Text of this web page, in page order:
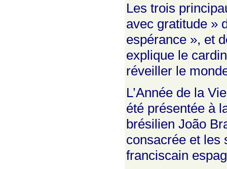
Les trois
avec gratitude »
espérance », et
explique le
réveiller le
L’Année de la
été présentée à
brésilien João
consacrée et les
franciscain